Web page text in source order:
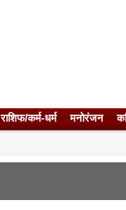
राशिफ/कर्म-धर्म मनोरंजन